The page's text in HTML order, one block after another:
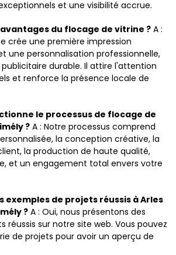
et une visibilité accrue.
avantages du flocage de vitrine ? A :
crée une première impression
une personnalisation professionnelle,
durable. Il attire l'attention
et renforce la présence locale de
le processus de flocage de
? A : Notre processus comprend
la conception créative, la
la production de haute qualité,
et un engagement total envers votre
exemples de projets réussis à Arles
?A : Oui, nous présentons des
réussis sur notre site web. Vous pouvez
de projets pour avoir un aperçu de